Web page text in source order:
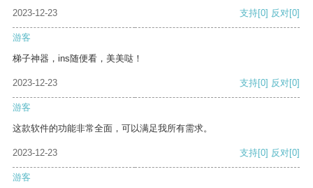
2023-12-23 支持[0] 反对[0]
游客
梯子神器，ins随便看，美美哒！
2023-12-23 支持[0] 反对[0]
游客
这款软件的功能非常全面，可以满足我所有需求。
2023-12-23 支持[0] 反对[0]
游客